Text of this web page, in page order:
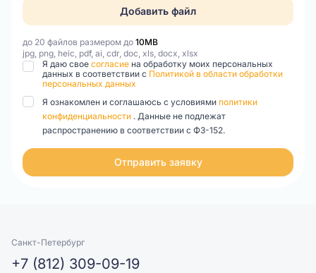
Добавить файл
до 20 файлов размером до 10MB
jpg, png, heic, pdf, ai, cdr, doc, xls, docx, xlsx
Я даю свое согласие на обработку моих персональных
данных в соответствии с Политикой в области обработки
персональных данных
Я ознакомлен и соглашаюсь с условиями политики
конфиденциальности . Данные не подлежат
распространению в соответствии с ФЗ-152.
Отправить заявку
Санкт-Петербург
+7 (812) 309-09-19